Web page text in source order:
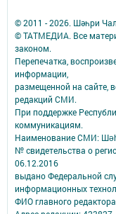
© 2011 - 2026. Шәһри
© ТАТМЕДИА. Все
законом.
Перепечатка,
информации,
размещенной на сайте,
редакций СМИ.
При поддержке
коммуникациям.
Наименование СМИ:
№ свидетельства о
06.12.2016
выдано Федеральной
информационных
ФИО главного